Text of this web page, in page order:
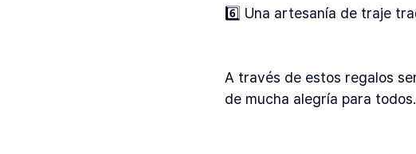
6️⃣ Una artesanía de traje
A través de estos regalos
de mucha alegría para todos.